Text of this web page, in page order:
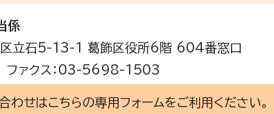
係
立石5-13-1 葛飾区役所6階 604番窓口
ァクス：03-5698-1503
わせはこちらの専用フォームをご利用ください。